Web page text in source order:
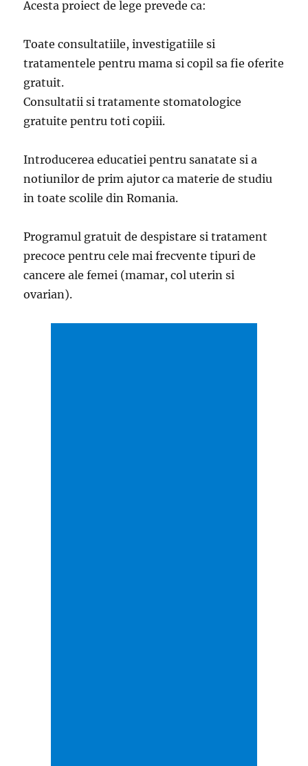
Acesta proiect de lege prevede ca:
Toate consultatiile, investigatiile si
tratamentele pentru mama si copil sa fie oferite
gratuit.
Consultatii si tratamente stomatologice
gratuite pentru toti copiii.
Introducerea educatiei pentru sanatate si a
notiunilor de prim ajutor ca materie de studiu
in toate scolile din Romania.
Programul gratuit de despistare si tratament
precoce pentru cele mai frecvente tipuri de
cancere ale femei (mamar, col uterin si
ovarian).